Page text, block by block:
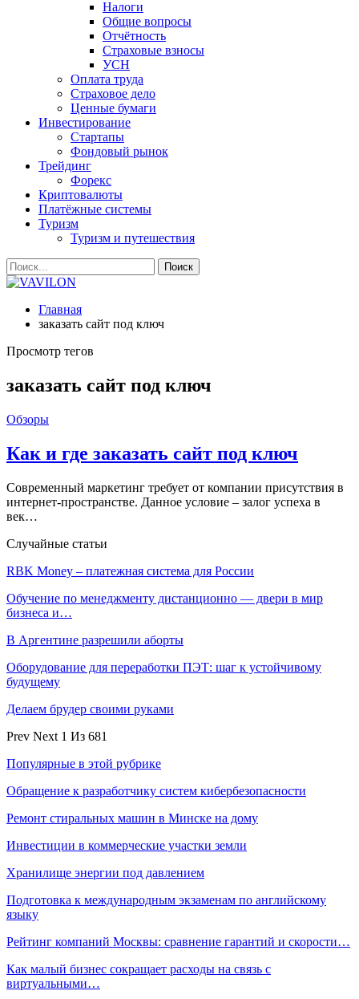
Налоги
Общие вопросы
Отчётность
Страховые взносы
УСН
Оплата труда
Страховое дело
Ценные бумаги
Инвестирование
Стартапы
Фондовый рынок
Трейдинг
Форекс
Криптовалюты
Платёжные системы
Туризм
Туризм и путешествия
Главная
заказать сайт под ключ
Просмотр тегов
заказать сайт под ключ
Обзоры
Как и где заказать сайт под ключ
Современный маркетинг требует от компании присутствия в
интернет-пространстве. Данное условие – залог успеха в
век…
Случайные статьи
RBK Money – платежная система для России
Обучение по менеджменту дистанционно — двери в мир
бизнеса и…
В Аргентине разрешили аборты
Оборудование для переработки ПЭТ: шаг к устойчивому
будущему
Делаем брудер своими руками
Prev Next 1 Из 681
Популярные в этой рубрике
Обращение к разработчику систем кибербезопасности
Ремонт стиральных машин в Минске на дому
Инвестиции в коммерческие участки земли
Хранилище энергии под давлением
Подготовка к международным экзаменам по английскому
языку
Рейтинг компаний Москвы: сравнение гарантий и скорости…
Как малый бизнес сокращает расходы на связь с
виртуальными…